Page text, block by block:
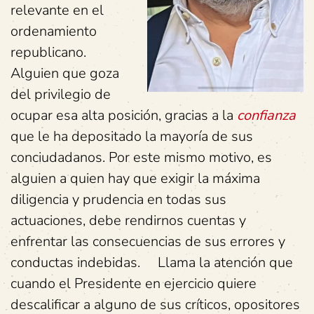
relevante en el
ordenamiento
republicano.
Alguien que goza
del privilegio de
ocupar esa alta posición, gracias a la confianza
que le ha depositado la mayoría de sus
conciudadanos. Por este mismo motivo, es
alguien a quien hay que exigir la máxima
diligencia y prudencia en todas sus
actuaciones, debe rendirnos cuentas y
enfrentar las consecuencias de sus errores y
conductas indebidas. Llama la atención que
cuando el Presidente en ejercicio quiere
descalificar a alguno de sus críticos, opositores